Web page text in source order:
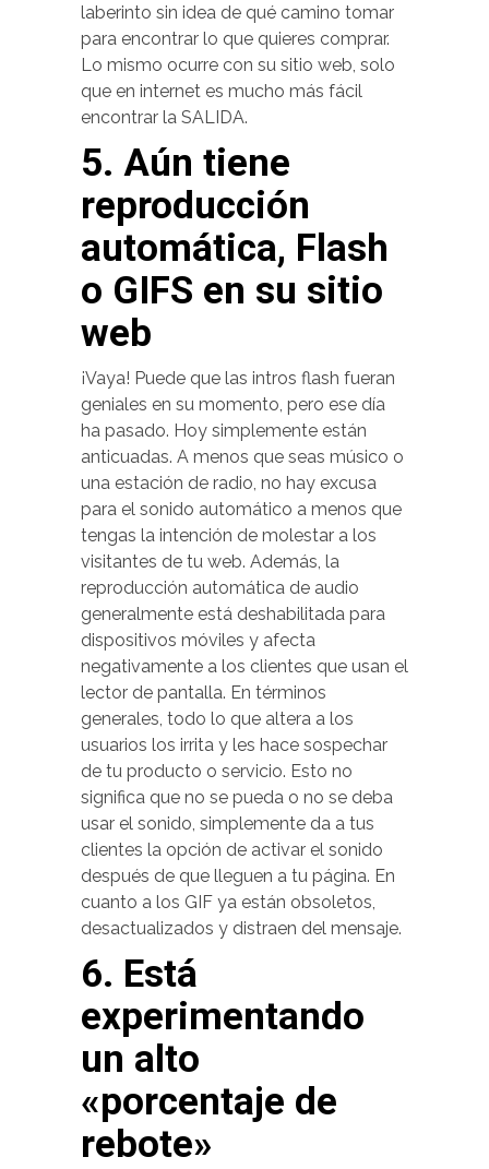
laberinto sin idea de qué camino tomar
para encontrar lo que quieres comprar.
Lo mismo ocurre con su sitio web, solo
que en internet es mucho más fácil
encontrar la SALIDA.
5. Aún tiene
reproducción
automática, Flash
o GIFS en su sitio
web
¡Vaya! Puede que las intros flash fueran
geniales en su momento, pero ese día
ha pasado. Hoy simplemente están
anticuadas. A menos que seas músico o
una estación de radio, no hay excusa
para el sonido automático a menos que
tengas la intención de molestar a los
visitantes de tu web. Además, la
reproducción automática de audio
generalmente está deshabilitada para
dispositivos móviles y afecta
negativamente a los clientes que usan el
lector de pantalla. En términos
generales, todo lo que altera a los
usuarios los irrita y les hace sospechar
de tu producto o servicio. Esto no
significa que no se pueda o no se deba
usar el sonido, simplemente da a tus
clientes la opción de activar el sonido
después de que lleguen a tu página. En
cuanto a los GIF ya están obsoletos,
desactualizados y distraen del mensaje.
6. Está
experimentando
un alto
«porcentaje de
rebote»